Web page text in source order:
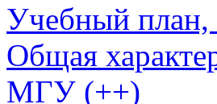
Учебный
Общая
МГУ (++)